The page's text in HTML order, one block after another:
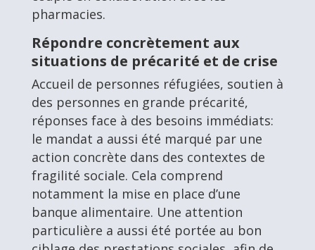
pharmacies.
Répondre concrètement aux
situations de précarité et de crise
Accueil de personnes réfugiées, soutien à
des personnes en grande précarité,
réponses face à des besoins immédiats:
le mandat a aussi été marqué par une
action concrète dans des contextes de
fragilité sociale. Cela comprend
notamment la mise en place d’une
banque alimentaire. Une attention
particulière a aussi été portée au bon